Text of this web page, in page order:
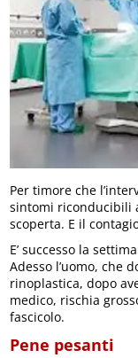
Per timore che
sintomi riconducibili
scoperta. E il
E’ successo la
Adesso l’uomo, che
rinoplastica, dopo
medico, rischia
fascicolo.
Pene pesanti